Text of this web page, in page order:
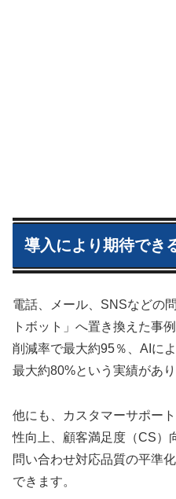
導入により期待でき
電話、メール、SNSなどの
トボット」へ置き換えた事
削減率で最大約95％、AIに
最大約80%という実績があり
他にも、カスタマーサポー
性向上、顧客満足度（CS）
問い合わせ対応品質の平準
できます。